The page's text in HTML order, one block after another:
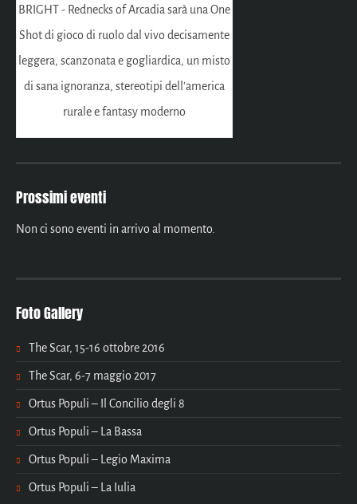
BRIGHT - Rednecks of Arcadia sarà una One
Shot di gioco di ruolo dal vivo decisamente
leggera, scanzonata e gogliardica, un misto
di sana ignoranza, stereotipi dell'america
rurale e fantasy moderno
Prossimi eventi
Non ci sono eventi in arrivo al momento.
Foto Gallery
The Scar, 15-16 ottobre 2016
The Scar, 6-7 maggio 2017
Ortus Populi – Il Concilio degli 8
Ortus Populi – La Bassa
Ortus Populi – Legio Maxima
Ortus Populi – La Iulia